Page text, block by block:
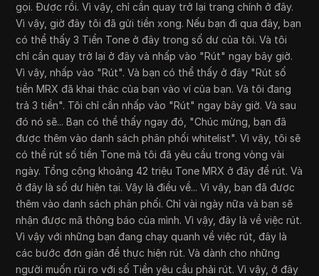
gọi. Được rồi. Vì vậy, chỉ cần quay trở lại trang chính ở đây.
Vì vậy, giờ đây tôi đã gửi tiền xong. Nếu bạn đi qua đây, bạn
có thể thấy 3 Tiền Tone ở đây trong số dư của tôi. Và tôi
chỉ cần quay trở lại ở đây và nhấp vào "Rút" ngay bây giờ.
Vì vậy, nhấp vào "Rút". Và bạn có thể thấy ở đây "Rút số
tiền MRX đã khai thác của bạn vào ví của bạn. Và tôi đang
trả 3 tiền". Tôi chỉ cần nhấp vào "Rút" ngay bây giờ. Và sau
đó nó sẽ... Bạn có thể thấy ngay đó, "Chúc mừng, bạn đã
được thêm vào danh sách phân phối whitelist". Vì vậy, tôi sẽ
có thể rút số tiền Tone mà tôi đã yêu cầu trong vòng vài
ngày. Tổng cộng khoảng 42 triệu Tone MRX ở đây để rút. Và
ở đây là số dư hiện tại. Vậy là điều về... Vì vậy, bạn đã được
thêm vào danh sách phân phối. Chỉ vài ngày nữa và bạn sẽ
nhận được mã thông báo của mình. Vì vậy, đây là về việc rút.
Vì vậy với những bạn đang chạy quanh về việc rút, đây là
các bước đơn giản để thực hiện rút. Và dành cho những
người muốn rủi ro với số Tiền yêu cầu phải rút. Vì vậy, ở đây